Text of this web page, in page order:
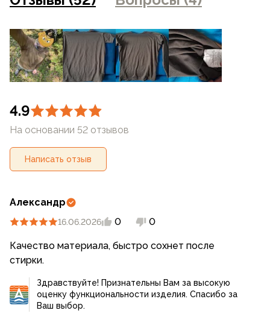
4.9
На основании 52 отзывов
Написать отзыв
Александр
16.06.2026 0 0
Качество материала, быстро сохнет после
стирки.
Здравствуйте! Признательны Вам за высокую
оценку функциональности изделия. Спасибо за
Ваш выбор.